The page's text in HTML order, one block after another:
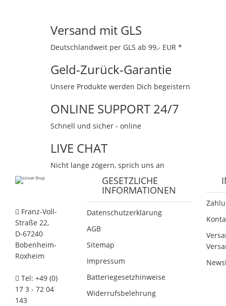
Versand mit GLS
Deutschlandweit per GLS ab 99,- EUR *
Geld-Zurück-Garantie
Unsere Produkte werden Dich begeistern
ONLINE SUPPORT 24/7
Schnell und sicher - online
LIVE CHAT
Nicht lange zögern, sprich uns an
Franz-Voll-
Straße 22,
D-67240
Bobenheim-
Roxheim
Tel: +49 (0)
17 3 - 72 04
143
GESETZLICHE
INFORMATIONEN
Datenschutzerklärung
AGB
Sitemap
Impressum
Batteriegesetzhinweise
Widerrufsbelehrung